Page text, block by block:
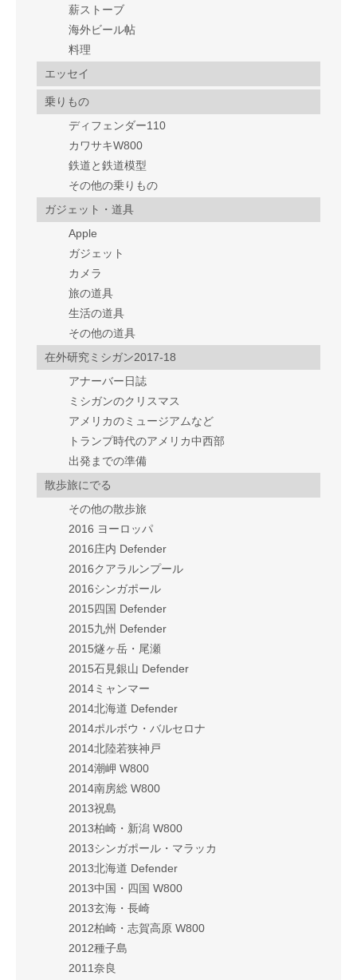
薪ストーブ
海外ビール帖
料理
エッセイ
乗りもの
ディフェンダー110
カワサキW800
鉄道と鉄道模型
その他の乗りもの
ガジェット・道具
Apple
ガジェット
カメラ
旅の道具
生活の道具
その他の道具
在外研究ミシガン2017-18
アナーバー日誌
ミシガンのクリスマス
アメリカのミュージアムなど
トランプ時代のアメリカ中西部
出発までの準備
散歩旅にでる
その他の散歩旅
2016 ヨーロッパ
2016庄内 Defender
2016クアラルンプール
2016シンガポール
2015四国 Defender
2015九州 Defender
2015燧ヶ岳・尾瀬
2015石見銀山 Defender
2014ミャンマー
2014北海道 Defender
2014ポルボウ・バルセロナ
2014北陸若狭神戸
2014潮岬 W800
2014南房総 W800
2013祝島
2013柏崎・新潟 W800
2013シンガポール・マラッカ
2013北海道 Defender
2013中国・四国 W800
2013玄海・長崎
2012柏崎・志賀高原 W800
2012種子島
2011奈良